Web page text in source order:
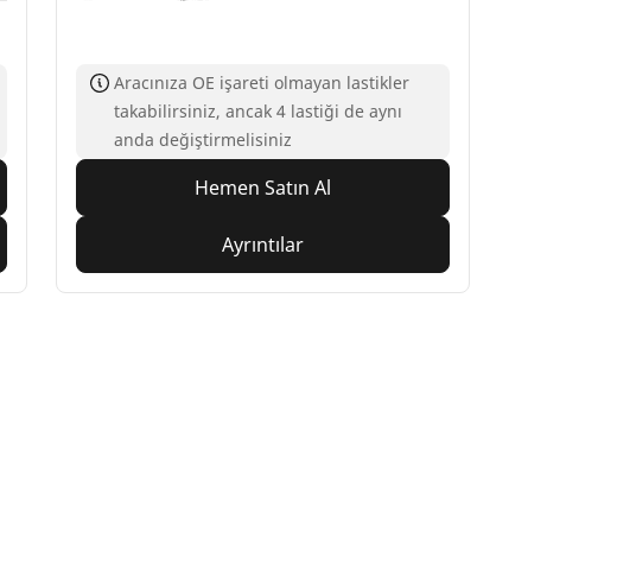
Aracınıza OE işareti olmayan lastikler
takabilirsiniz, ancak 4 lastiği de aynı
anda değiştirmelisiniz
Hemen Satın Al
Ayrıntılar